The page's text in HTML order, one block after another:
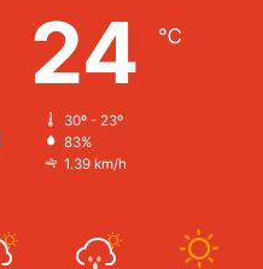
24 ℃
30º - 23º
83%
1.39 km/h